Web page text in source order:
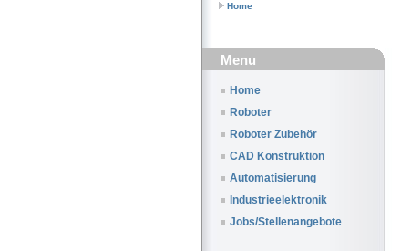
Home
Menu
Home
Roboter
Roboter Zubehör
CAD Konstruktion
Automatisierung
Industrieelektronik
Jobs/Stellenangebote